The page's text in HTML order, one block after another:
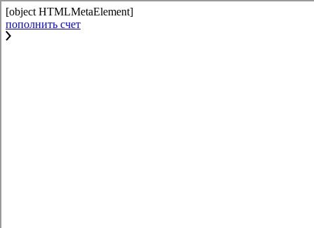
[object HTMLMetaElement]
пополнить счет